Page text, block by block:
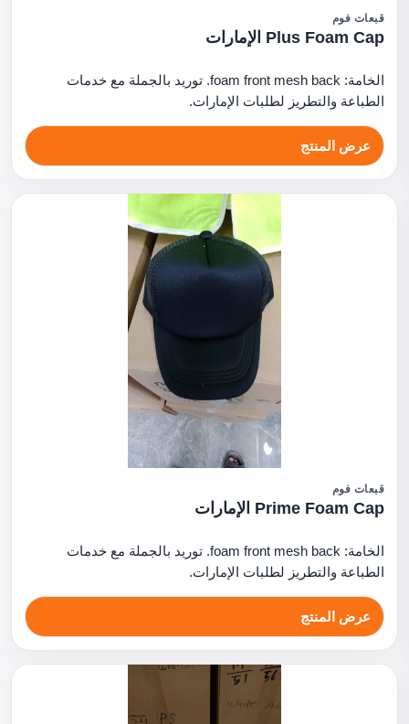
قبعات فوم
Plus Foam Cap الإمارات
الخامة: foam front mesh back. توريد بالجملة مع خدمات
الطباعة والتطريز لطلبات الإمارات.
عرض المنتج
قبعات فوم
Prime Foam Cap الإمارات
الخامة: foam front mesh back. توريد بالجملة مع خدمات
الطباعة والتطريز لطلبات الإمارات.
عرض المنتج